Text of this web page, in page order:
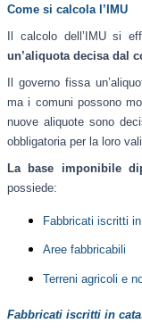
Come si calcola l’IMU
Il calcolo dell’IMU si
un’aliquota decisa dal
Il governo fissa
ma i comuni possono
nuove aliquote sono
obbligatoria per la loro
La base imponibile
possiede:
Fabbricati iscritti
Aree fabbricabili
Terreni agricoli e
Fabbricati iscritti in